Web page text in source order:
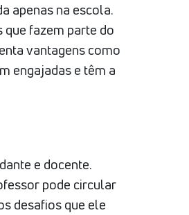
apenas na escola.
fazem parte do
vantagens como
engajadas e têm a
e docente.
pode circular
desafios que ele